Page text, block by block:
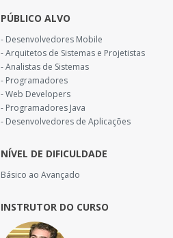
PÚBLICO ALVO
- Desenvolvedores Mobile
- Arquitetos de Sistemas e Projetistas
- Analistas de Sistemas
- Programadores
- Web Developers
- Programadores Java
- Desenvolvedores de Aplicações
NÍVEL DE DIFICULDADE
Básico ao Avançado
INSTRUTOR DO CURSO